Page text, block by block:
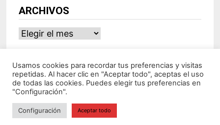
ARCHIVOS
Archivos
Ideasdeocio Funciona conWordPress
Usamos cookies para recordar tus preferencias y visitas
repetidas. Al hacer clic en "Aceptar todo", aceptas el uso
de todas las cookies. Puedes elegir tus preferencias en
"Configuración".
Configuración Aceptar todo